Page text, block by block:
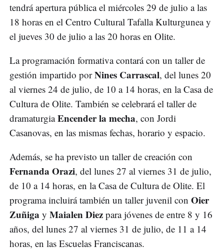
tendrá apertura pública el miércoles 29 de julio a las
18 horas en el Centro Cultural Tafalla Kulturgunea y
el jueves 30 de julio a las 20 horas en Olite.
La programación formativa contará con un taller de
gestión impartido porNines Carrascal, del lunes 20
al viernes 24 de julio, de 10 a 14 horas, en la Casa de
Cultura de Olite. También se celebrará el taller de
dramaturgiaEncender la mecha, con Jordi
Casanovas, en las mismas fechas, horario y espacio.
Además, se ha previsto un taller de creación con
Fernanda Orazi, del lunes 27 al viernes 31 de julio,
de 10 a 14 horas, en la Casa de Cultura de Olite. El
programa incluirá también un taller juvenil con Oier
Zuñiga y Maialen Diez para jóvenes de entre 8 y 16
años, del lunes 27 al viernes 31 de julio, de 11 a 14
horas, en las Escuelas Franciscanas.